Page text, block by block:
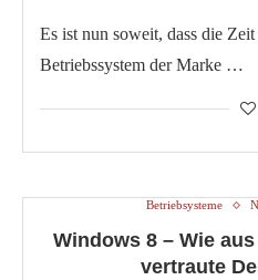
Es ist nun soweit, dass die
Betriebssystem der Marke …
Betriebsysteme
Windows 8 – Wie
vertraute